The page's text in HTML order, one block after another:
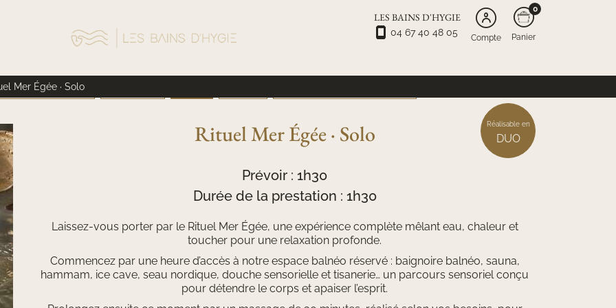
LES BAINS D'HYGIE
04 67 40 48 05 Compte
0
Panier
Mer Égée · Solo
SUR MESURE
Réalisable en
DUO
Rituel Mer Égée · Solo
Prévoir : 1h30
Durée de la prestation : 1h30
Laissez-vous porter par le Rituel Mer Égée, une expérience complète mêlant eau, chaleur et
toucher pour une relaxation profonde.
Commencez par une heure d’accès à notre espace balnéo réservé : baignoire balnéo, sauna,
hammam, ice cave, seau nordique, douche sensorielle et tisanerie… un parcours sensoriel conçu
pour détendre le corps et apaiser l’esprit.